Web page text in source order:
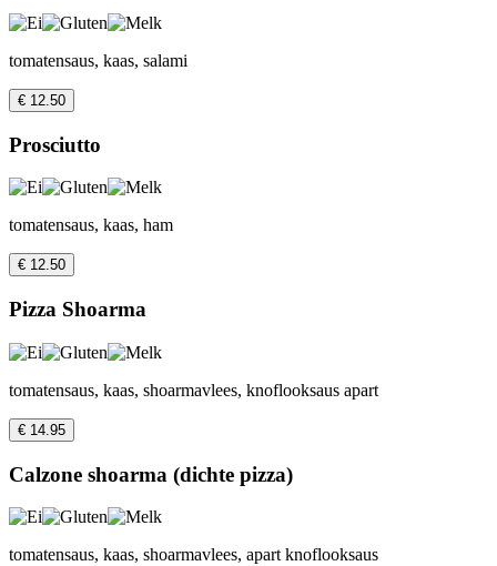
tomatensaus, kaas, salami
€ 12.50
Prosciutto
tomatensaus, kaas, ham
€ 12.50
Pizza Shoarma
tomatensaus, kaas, shoarmavlees, knoflooksaus apart
€ 14.95
Calzone shoarma (dichte pizza)
tomatensaus, kaas, shoarmavlees, apart knoflooksaus